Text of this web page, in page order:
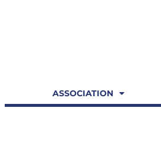
ASSOCIATION